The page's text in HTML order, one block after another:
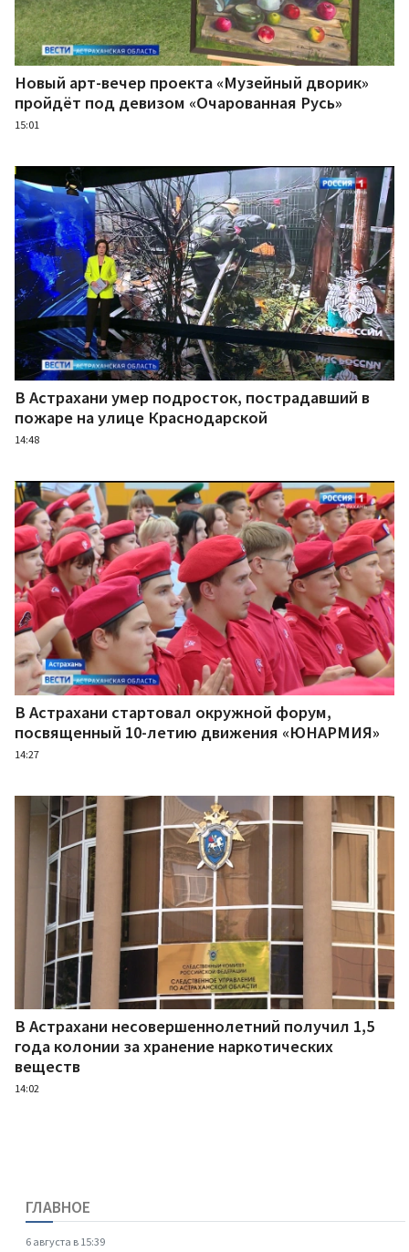
Новый арт-вечер проекта «Музейный дворик»
пройдёт под девизом «Очарованная Русь»
15:01
В Астрахани умер подросток, пострадавший в
пожаре на улице Краснодарской
14:48
В Астрахани стартовал окружной форум,
посвященный 10-летию движения «ЮНАРМИЯ»
14:27
В Астрахани несовершеннолетний получил 1,5
года колонии за хранение наркотических
веществ
14:02
ГЛАВНОЕ
6 августа в 15:39